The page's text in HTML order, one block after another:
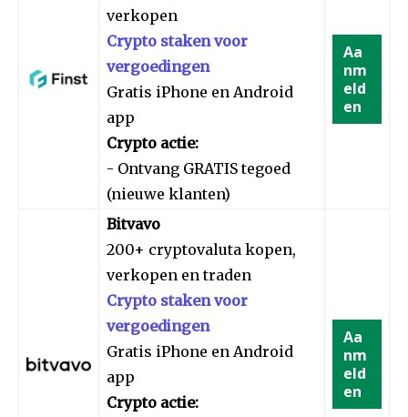
verkopen
Crypto staken voor
vergoedingen
Gratis iPhone en Android
app
Crypto actie:
- Ontvang GRATIS tegoed
(nieuwe klanten)
Aa
nm
eld
en
Bitvavo
200+ cryptovaluta kopen,
verkopen en traden
Crypto staken voor
vergoedingen
Gratis iPhone en Android
app
Crypto actie:
Aa
nm
eld
en